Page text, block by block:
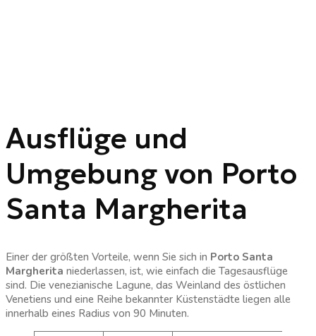
Ausflüge und
Umgebung von Porto
Santa Margherita
Einer der größten Vorteile, wenn Sie sich in Porto Santa
Margherita niederlassen, ist, wie einfach die Tagesausflüge
sind. Die venezianische Lagune, das Weinland des östlichen
Venetiens und eine Reihe bekannter Küstenstädte liegen alle
innerhalb eines Radius von 90 Minuten.